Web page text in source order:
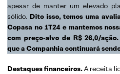
apesar de manter um elevado
sólido. Dito isso, temos uma
Copasa no 1T24 e mantemos
com preço-alvo de R$ 26,0/
que a Companhia continuará
Destaques financeiros.A receita